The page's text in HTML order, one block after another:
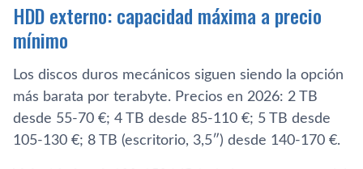
HDD externo: capacidad máxima a precio
mínimo
Los discos duros mecánicos siguen siendo la opción
más barata por terabyte. Precios en 2026: 2 TB
desde 55-70 €; 4 TB desde 85-110 €; 5 TB desde
105-130 €; 8 TB (escritorio, 3,5″) desde 140-170 €.